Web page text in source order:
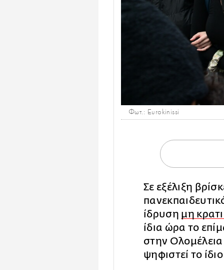
Φωτ.: Eurokinissi
Σε εξέλιξη
ίδρυση μη
ίδια ώρα το
στην
ψηφιστεί το